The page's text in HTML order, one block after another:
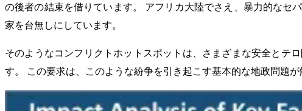
の後者の結束を借りています。 アフリカ大陸でさえ、暴力的なセ
家を台無しにしています。
そのようなコンフリクトホットスポットは、さまざまな安全とテ
す。 この要求は、このような紛争を引き起こす基本的な地政問題